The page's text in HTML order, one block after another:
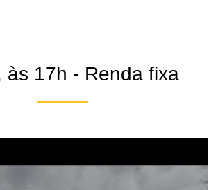
às 17h - Renda fixa